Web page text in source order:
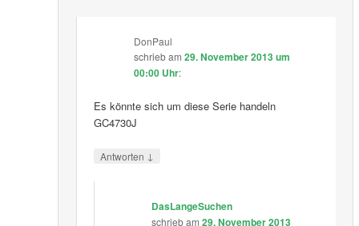
DonPaul
schriebam 29. November 2013 um
00:00 Uhr:
Es könnte sich um diese Serie handeln
GC4730J
Antworten ↓
DasLangeSuchen
schriebam 29. November 2013